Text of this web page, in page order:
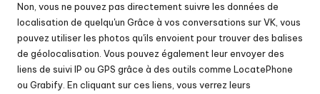
Non, vous ne pouvez pas directementsuivre les données de
localisation de quelqu'un Grâce à vos conversations sur VK, vous
pouvez utiliser les photos qu'ils envoient pour trouver des balises
de géolocalisation. Vous pouvez également leur envoyer des
liens de suivi IP ou GPS grâce à des outils comme LocatePhone
ou Grabify. En cliquant sur ces liens, vous verrez leurs